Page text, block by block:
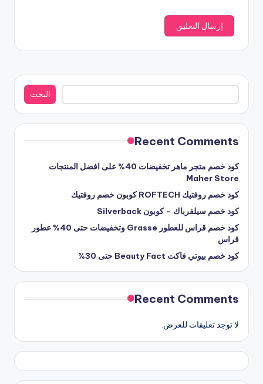
البحث
البحث
Recent Comments
كود خصم متجر ماهر تخفيضات 40% على افضل المنتجات
Maher Store
كود خصم روفتيك ROFTECH كوبون خصم روفتيك
كود خصم سيلفرباك – كوبون Silverback
كود خصم قراس للعطور Grasse وتخفيضات حتى 40% عطور
قراس
كود خصم بيوتي فاكت Beauty Fact حتى 30%
Recent Comments
لا توجد تعليقات للعرض.